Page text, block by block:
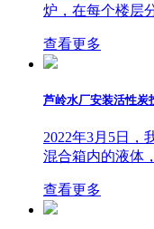
炉，在每个楼层
查看更多
芦岭水厂安装活性炭
2022年3月5日
混合箱内的液体
查看更多